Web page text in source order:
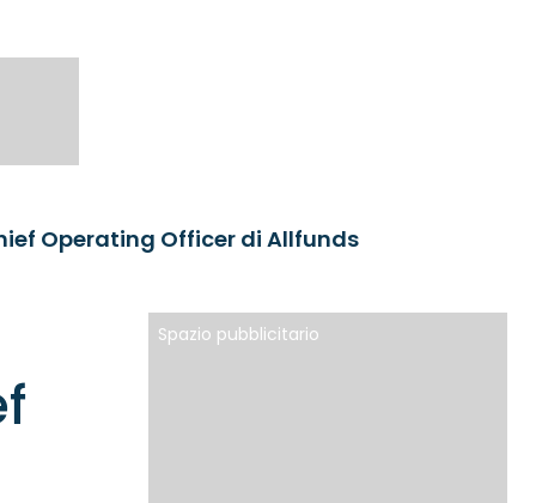
Operating Officer di Allfunds
Spazio pubblicitario